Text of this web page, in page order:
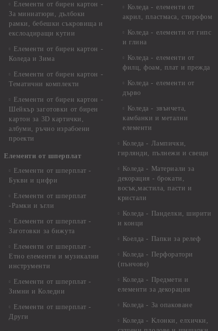
Елементи от бирен картон -
За миниатюри, дълбоки
рамки, бебешки съкровища и
екслоадиращи кутии
Елементи от бирен картон -
Коледа и Зима
Елементи от бирен картон -
Тематични комплекти
Елементи от бирен картон -
Шейкър заготовки от бирен
картон за 3D картички,
албуми, ръчно израбоени
проекти
Елементи от шперплат
Елементи от шперплат -
Букви и цифри
Елементи от шперплат
-Рамки и ъгли
Елементи от шперплат -
Заготовки за бижута
Елементи от шперплат -
Етно елементи и музикални
инструменти
Елементи от шперплат -
Зимни и Коледни
Елементи от шперплат -
Други
Коледа - елементи от
акрил, пластмаса, стирофом
Коледа - елементи от гипс
и глина
Коледа - елементи от
филц, фоам, плат и прежда
Коледа - елементи от
дърво
Коледа - звънчета,
камбанки и метални
елементи
Коледа - Лампички,
гирлянди, пълнежи и свещи
Коледа - Материали за
декорация - брокати,
восък,мастила, пасти и
кристали
Коледа - Панделки, ширити
и конци
Коелда - Папки за релеф
Коледа - Перфоратори
(пънчове)
Коледа - Предмети и
елементи за декорация
Коледа - За опаковане
Коледа - Kлонки, елхички,